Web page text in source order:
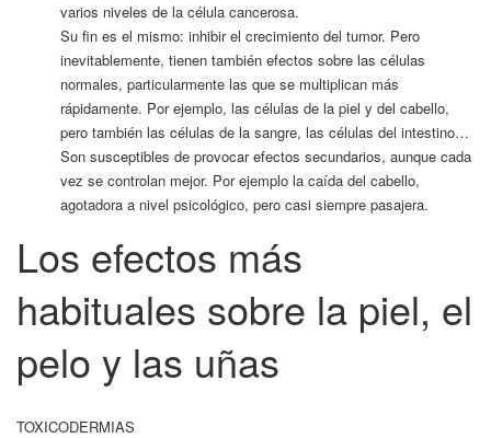
varios niveles de la célula cancerosa.
Su fin es el mismo: inhibir el crecimiento del tumor. Pero
inevitablemente, tienen también efectos sobre las células
normales, particularmente las que se multiplican más
rápidamente. Por ejemplo, las células de la piel y del cabello,
pero también las células de la sangre, las células del intestino…
Son susceptibles de provocar efectos secundarios, aunque cada
vez se controlan mejor. Por ejemplo la caída del cabello,
agotadora a nivel psicológico, pero casi siempre pasajera.
Los efectos más
habituales sobre la piel, el
pelo y las uñas
TOXICODERMIAS